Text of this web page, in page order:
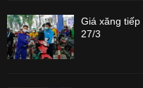
Giá xăng
27/3